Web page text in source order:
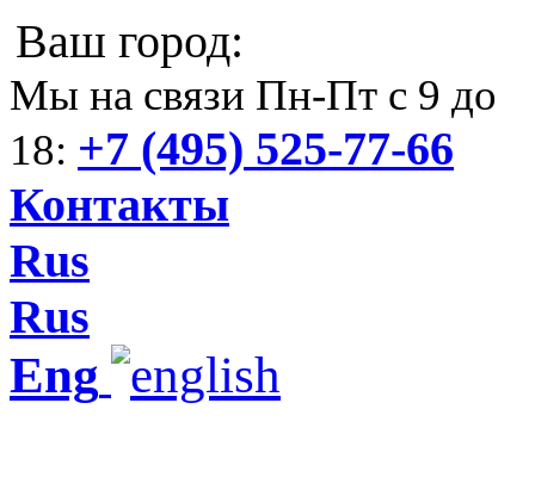
Ваш город:
Мы на связи Пн-Пт с 9 до
18: +7 (495) 525-77-66
Контакты
Rus
Rus
Eng